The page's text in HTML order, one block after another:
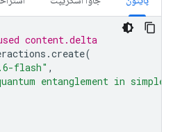
content.delta
.create(
flash" ,
entanglement in simple